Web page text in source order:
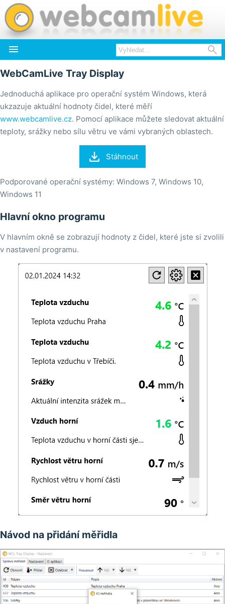
 
WebCamLive Tray Display
Jednoduchá aplikace pro operační systém Windows, která
ukzazuje aktuální hodnoty čidel, které měří
www.webcamlive.cz. Pomocí aplikace můžete sledovat aktuální
teploty, srážky nebo sílu větru ve vámi vybraných oblastech.
 Stáhnout
Podporované operační systémy: Windows 7, Windows 10,
Windows 11
Hlavní okno programu
V hlavním okně se zobrazují hodnoty z čidel, které jste si zvolili
v nastavení programu.
Návod na přidání měřidla